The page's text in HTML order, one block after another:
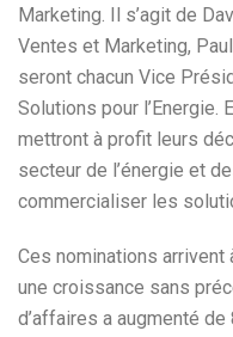
Marketing. Il s’agit de
Ventes et Marketing,
seront chacun Vice
Solutions pour
mettront à profit leurs
secteur de l’énergie et
commercialiser les
Ces nominations arrivent
une croissance sans
d’affaires a augmenté de